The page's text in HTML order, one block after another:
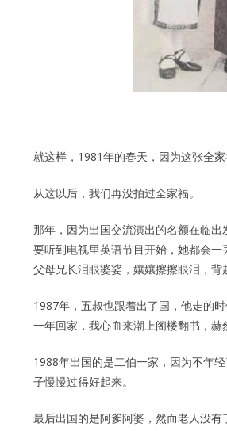
就这样，1981年的春天，因为这张全家
从这以后，我们再没拍过全家福。
那年，因为出国交流演出的名额在临
要听到电视里英语节目开始，她都会
父母兄长泪眼婆娑，孃孃擦擦眼泪，背
1987年，五叔也跟着出了国，他走的
一年回家，我心血来潮上阁楼翻书，赫
1988年出国的是二伯一家，因为不年
子慢慢过得好起来。
最后出国的是阿爹阿婆，然而老人没